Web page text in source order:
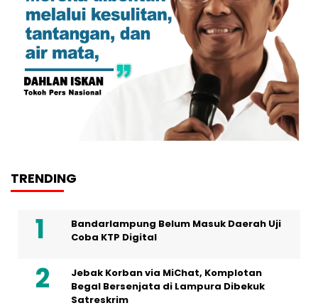
TRENDING
Bandarlampung Belum Masuk Daerah Uji
Coba KTP Digital
Jebak Korban via MiChat, Komplotan
Begal Bersenjata di Lampura Dibekuk
Satreskrim